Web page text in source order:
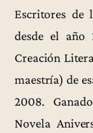
Escritores de
desde el año
Creación
maestría) de
2008.
Novela